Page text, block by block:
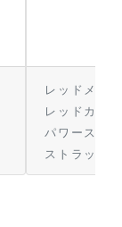
レッドメノ
レッドカラ
パワースト
ストラップ